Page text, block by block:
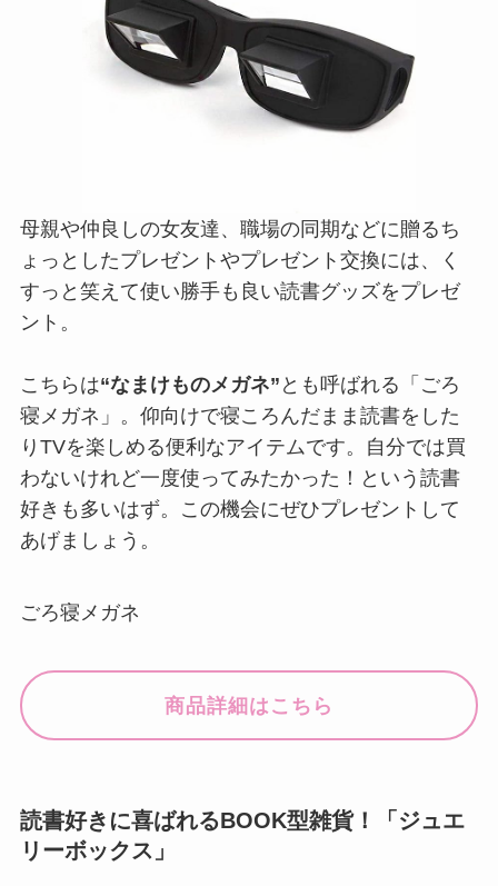
母親や仲良しの女友達、職場の同期などに贈るち
ょっとしたプレゼントやプレゼント交換には、く
すっと笑えて使い勝手も良い読書グッズをプレゼ
ント。
こちらは“なまけものメガネ” とも呼ばれる「ごろ
寝メガネ」。仰向けで寝ころんだまま読書をした
りTVを楽しめる便利なアイテムです。自分では買
わないけれど一度使ってみたかった！という読書
好きも多いはず。この機会にぜひプレゼントして
あげましょう。
ごろ寝メガネ
商品詳細はこちら
読書好きに喜ばれるBOOK型雑貨！「ジュエ
リーボックス」